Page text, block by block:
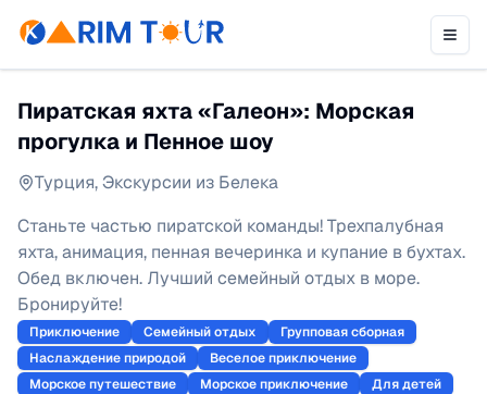
Пиратская яхта «Галеон»: Морская
прогулка и Пенное шоу
Турция,Экскурсии из Белека
Станьте частью пиратской команды! Трехпалубная
яхта, анимация, пенная вечеринка и купание в бухтах.
Обед включен. Лучший семейный отдых в море.
Бронируйте!
Приключение Семейный отдых
Групповая сборная
Наслаждение природой
Веселое приключение
Морское путешествие
Морское приключение Для детей